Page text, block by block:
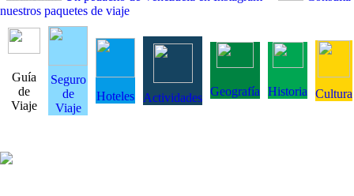
nuestros paquetes de viaje
Guía
de
Viaje
Seguro
de
Viaje
Hoteles Actividades Geografía Historia Cultura